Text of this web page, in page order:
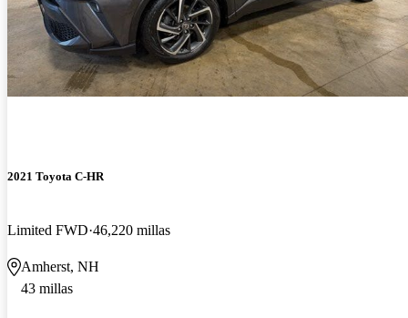
2021 Toyota C-HR
Limited FWD 46,220 millas
Amherst, NH
43 millas